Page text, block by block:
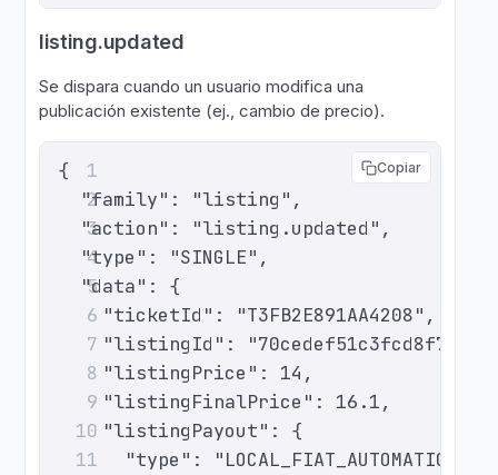
listing.updated
Se dispara cuando un usuario modifica una
publicación existente (ej., cambio de precio).
Copiar
1
{
2
  "family": "listing",
3
  "action": "listing.updated",
4
  "type": "SINGLE",
5
  "data": {
6
    "ticketId": "T3FB2E891AA4208",
7
"listingId":
8
    "listingPrice": 14,
9
    "listingFinalPrice": 16.1,
10
    "listingPayout": {
11
      "type": "LOCAL_FIAT_AUTOMATIC",